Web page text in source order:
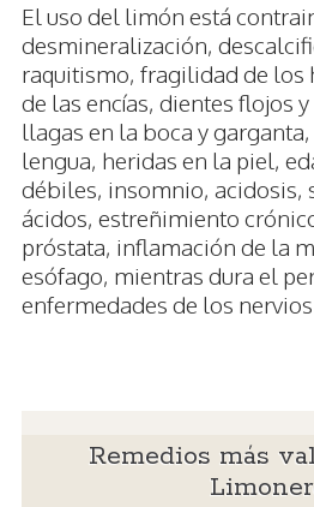
El uso del limón está
desmineralización,
raquitismo, fragilidad de los
de las encías, dientes flojos
llagas en la boca y
lengua, heridas en la piel,
débiles, insomnio, acidosis,
ácidos, estreñimiento
próstata, inflamación de la
esófago, mientras dura el
enfermedades de los
Remedios más